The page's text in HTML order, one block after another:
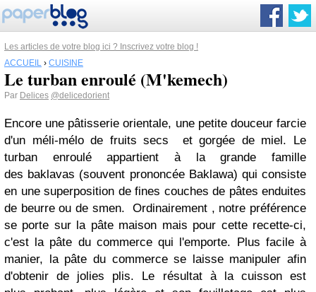
Les articles de votre blog ici ? Inscrivez votre blog !
ACCUEIL › CUISINE
Le turban enroulé (M'kemech)
Par Delices @delicedorient
Encore une pâtisserie orientale, une petite douceur farcie
d'un méli-mélode fruits secs et gorgée de miel. Le
turban enroulé appartient à la grande famille
des baklavas (souvent prononcée Baklawa) qui consiste
en une superposition de fines couches de pâtes enduites
de beurre ou de smen. Ordinairement , notre préférence
se porte sur la pâte maison mais pour cette recette-ci,
c'est la pâte du commerce qui l'emporte. Plus facile à
manier, la pâte du commercese laisse manipuler afin
d'obtenir de jolies plis. Le résultat à la cuisson est